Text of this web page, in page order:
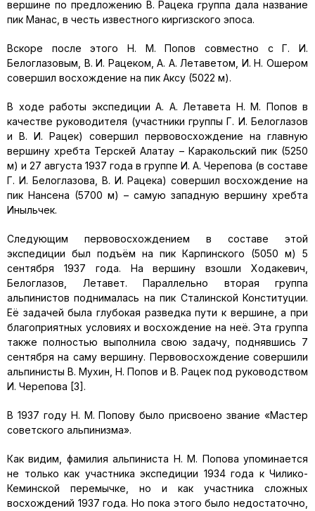
вершине по предложению В. Рацека группа дала название
пик Манас, в честь известного киргизского эпоса.
Вскоре после этого Н. М. Попов совместно с Г. И.
Белоглазовым, В. И. Рацеком, А. А. Летаветом, И. Н. Ошером
совершил восхождение на пик Аксу (5022 м).
В ходе работы экспедиции А. А. Летавета Н. М. Попов в
качестве руководителя (участники группы Г. И. Белоглазов
и В. И. Рацек) совершил первовосхождение на главную
вершину хребта Терскей Алатау – Каракольский пик (5250
м) и 27 августа 1937 года в группе И. А. Черепова (в составе
Г. И. Белоглазова, В. И. Рацека) совершил восхождение на
пик Нансена (5700 м) – самую западную вершину хребта
Иныльчек.
Следующим первовосхождением в составе этой
экспедиции был подъём на пик Карпинского (5050 м) 5
сентября 1937 года. На вершину взошли Ходакевич,
Белоглазов, Летавет. Параллельно вторая группа
альпинистов поднималась на пик Сталинской Конституции.
Её задачей была глубокая разведка пути к вершине, а при
благоприятных условиях и восхождение на неё. Эта группа
также полностью выполнила свою задачу, поднявшись 7
сентября на саму вершину. Первовосхождение совершили
альпинисты В. Мухин, Н. Попов и В. Рацек под руководством
И. Черепова [3].
В 1937 году Н. М. Попову было присвоено звание «Мастер
советского альпинизма».
Как видим, фамилия альпиниста Н. М. Попова упоминается
не только как участника экспедиции 1934 года к Чилико-
Кеминской перемычке, но и как участника сложных
восхождений 1937 года. Но пока этого было недостаточно,